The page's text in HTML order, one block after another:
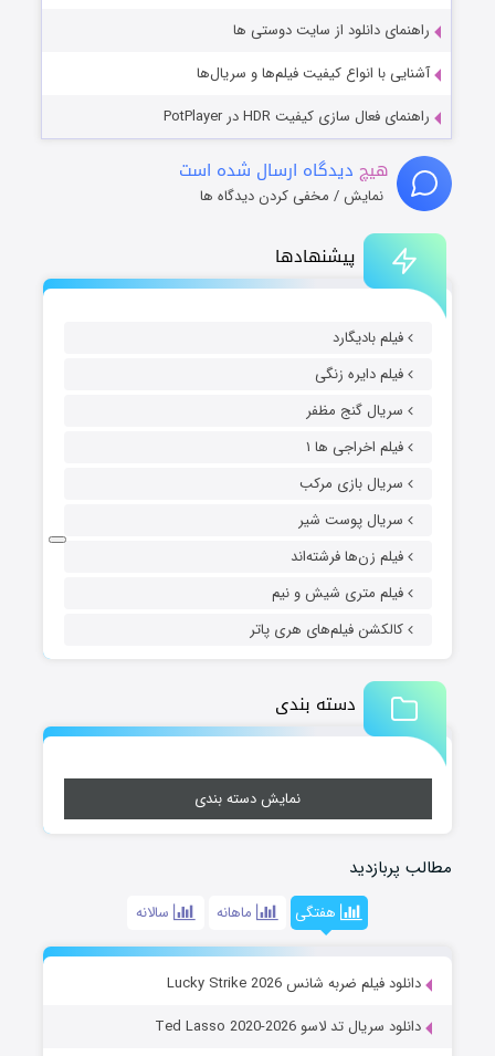
پیشنهادها
فیلم بادیگارد
فیلم دایره زنگی
سریال گنج مظفر
فیلم اخراجی ها ۱
سریال بازی مرکب
سریال پوست شیر
فیلم زن‌ها فرشته‌اند
فیلم متری شیش و نیم
کالکشن فیلم‌های هری پاتر
دسته بندی
نمایش دسته بندی
مطالب پربازدید
هفتگی ماهانه سالانه
دانلود فیلم ضربه شانس Lucky Strike 2026
دانلود سریال تد لاسو Ted Lasso 2020-2026
راهنمای دانلود از سایت دوستی ها
آشنایی با انواع کیفیت فیلم‌ها و سریال‌ها
راهنمای فعال سازی کیفیت HDR در PotPlayer
هیچ دیدگاه ارسال شده است
نمایش / مخفی کردن دیدگاه ها